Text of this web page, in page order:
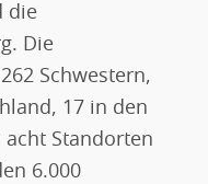
die
Die
Schwestern,
17 in den
acht Standorten
6.000